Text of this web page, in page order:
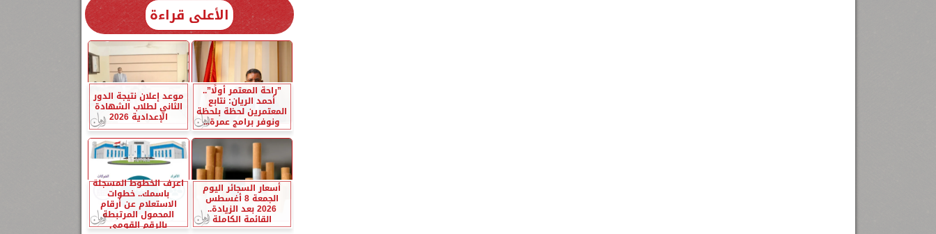
الأعلى قراءة
”راحة المعتمر أولًا”..
أحمد الريان: نتابع
المعتمرين لحظة بلحظة
ونوفر برامج عمرة...
موعد إعلان نتيجة الدور
الثاني لطلاب الشهادة
الإعدادية 2026
أسعار السجائر اليوم
الجمعة 8 أغسطس
2026 بعد الزيادة..
القائمة الكاملة
اعرف الخطوط المسجلة
باسمك.. خطوات
الاستعلام عن أرقام
المحمول المرتبطة
بالرقم القومي